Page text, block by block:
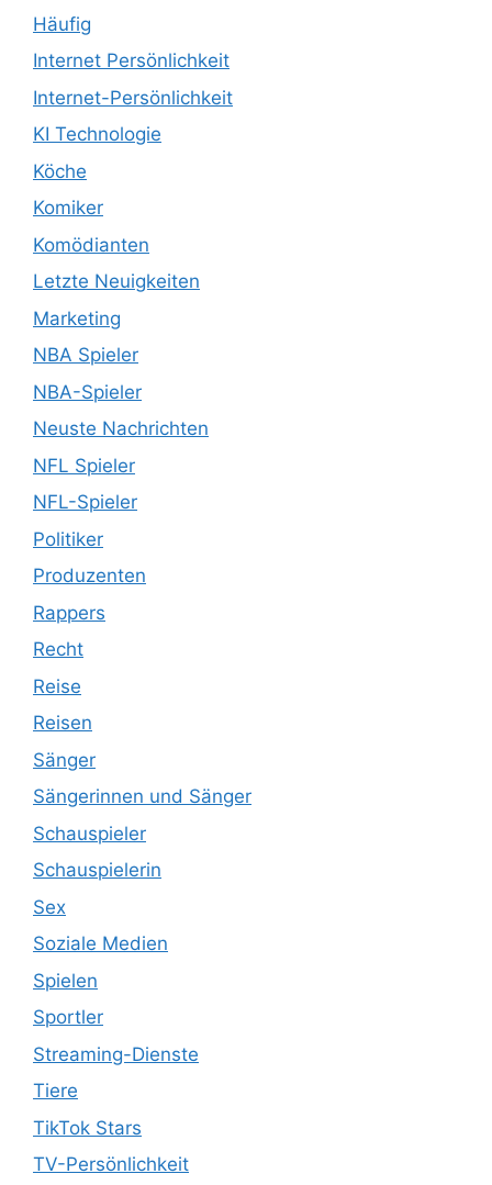
Häufig
Internet Persönlichkeit
Internet-Persönlichkeit
KI Technologie
Köche
Komiker
Komödianten
Letzte Neuigkeiten
Marketing
NBA Spieler
NBA-Spieler
Neuste Nachrichten
NFL Spieler
NFL-Spieler
Politiker
Produzenten
Rappers
Recht
Reise
Reisen
Sänger
Sängerinnen und Sänger
Schauspieler
Schauspielerin
Sex
Soziale Medien
Spielen
Sportler
Streaming-Dienste
Tiere
TikTok Stars
TV-Persönlichkeit